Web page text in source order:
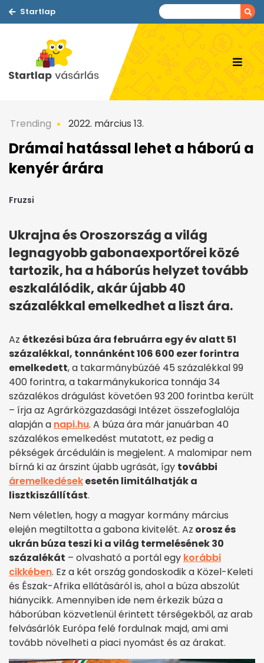
Startlap
Trending 2022. március 13.
Drámai hatással lehet a háború a
kenyér árára
Fruzsi
Ukrajna és Oroszország a világ
legnagyobb gabonaexportőrei közé
tartozik, ha a háborús helyzet tovább
eszkalálódik, akár újabb 40
százalékkal emelkedhet a liszt ára.
Az étkezési búza ára februárra egy év alatt 51
százalékkal, tonnánként 106 600 ezer forintra
emelkedett, a takarmánybúzáé 45 százalékkal 99
400 forintra, a takarmánykukorica tonnája 34
százalékos drágulást követően 93 200 forintba került
– írja az Agrárközgazdasági Intézet összefoglalója
alapján a napi.hu. A búza ára már januárban 40
százalékos emelkedést mutatott, ez pedig a
pékségek árcéduláin is megjelent. A malomipar nem
bírná ki az árszint újabb ugrását, így további
áremelkedésekesetén limitálhatják a
lisztkiszállítást.
Nem véletlen, hogy a magyar kormány március
elején megtiltotta a gabona kivitelét. Az orosz és
ukrán búza teszi ki a világ termelésének 30
százalékát – olvasható a portál egy korábbi
cikkében. Ez a két ország gondoskodik a Közel-Keleti
és Észak-Afrika ellátásáról is, ahol a búza abszolút
hiánycikk. Amennyiben ide nem érkezik búza a
háborúban közvetlenül érintett térségekből, az arab
felvásárlók Európa felé fordulnak majd, ami ami
tovább növelheti a piaci nyomást és az árakat.